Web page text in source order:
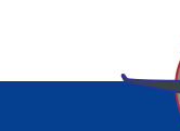
Dit gedeelte van
leden/begunstigers